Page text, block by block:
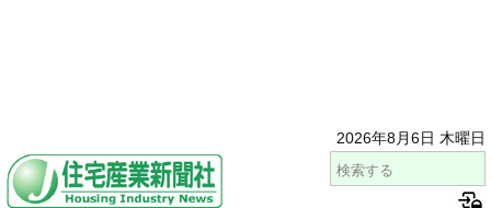
2026年8月6日 木曜日